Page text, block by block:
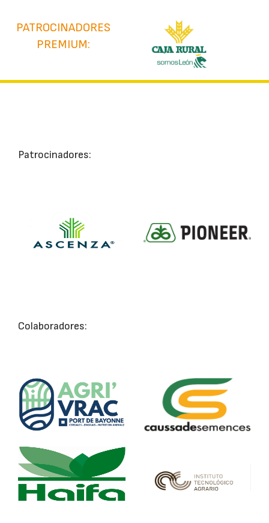
PATROCINADORES
PREMIUM:
Patrocinadores:
Colaboradores: